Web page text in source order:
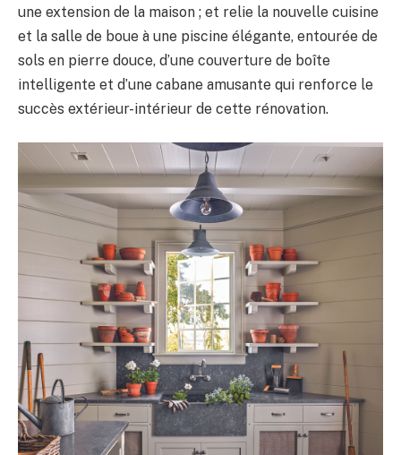
une extension de la maison ; et relie la nouvelle cuisine
et la salle de boue à une piscine élégante, entourée de
sols en pierre douce, d’une couverture de boîte
intelligente et d’une cabane amusante qui renforce le
succès extérieur-intérieur de cette rénovation.